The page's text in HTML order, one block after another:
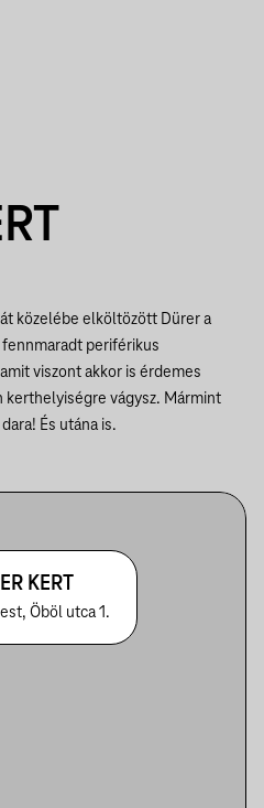
közelébe elköltözött Dürer a
periférikus
viszont akkor is érdemes
kerthelyiségre vágysz. Mármint
És utána is.
KERT
Öböl utca 1.